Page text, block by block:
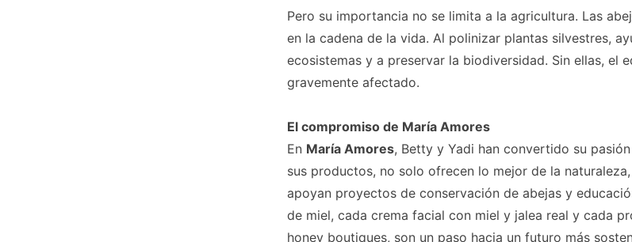
Pero su importancia no se limita a la agricultura. Las
en la cadena de la vida. Al polinizar plantas silvestres,
ecosistemas y a preservar la biodiversidad. Sin ellas, el
gravemente afectado.
El compromiso de María Amores
En María Amores, Betty y Yadi han convertido su
sus productos, no solo ofrecen lo mejor de la
apoyan proyectos de conservación de abejas y
de miel, cada crema facial con miel y jalea real y cada
honey boutiques, son un paso hacia un futuro más